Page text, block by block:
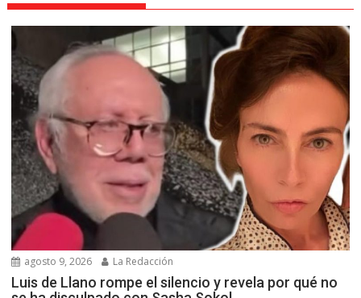
agosto 9, 2026 La Redacción
Luis de Llano rompe el silencio y revela por qué no